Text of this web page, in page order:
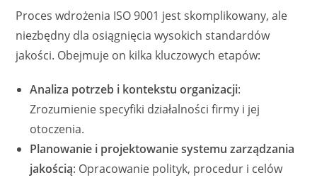
Proces wdrożenia ISO 9001 jest skomplikowany, ale
niezbędny dla osiągnięcia wysokich standardów
jakości. Obejmuje on kilka kluczowych etapów:
Analiza potrzeb i kontekstu organizacji:
Zrozumienie specyfiki działalności firmy i jej
otoczenia.
Planowanie i projektowanie systemu zarządzania
jakością: Opracowanie polityk, procedur i celów